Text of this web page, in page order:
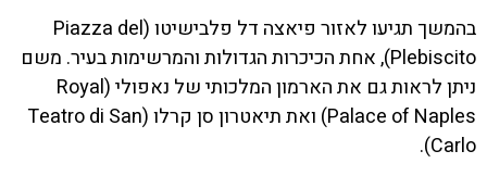
בהמשך תגיעו לאזור פיאצה דל פלבישיטו (Piazza del
Plebiscito), אחת הכיכרות הגדולות והמרשימות בעיר. משם
ניתן לראות גם את הארמון המלכותי של נאפולי (Royal
Palace of Naples) ואת תיאטרון סן קרלו (Teatro di San
Carlo).